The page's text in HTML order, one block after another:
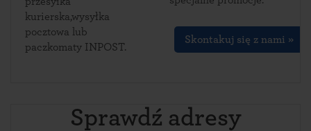
kurierska,wysyłka
pocztowa lub
paczkomaty INPOST.
Skontakuj się z nami »
Sprawdź adresy